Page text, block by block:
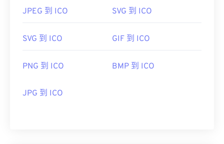
啟、編輯和建立程式。
GNU 影像處理程序 (GIMP) 是一款常用的 ICO 檔案
JPEG 到 ICO SVG 到 ICO
SVG 到 ICO GIF 到 ICO
PNG 到 ICO BMP 到 ICO
JPG 到 ICO